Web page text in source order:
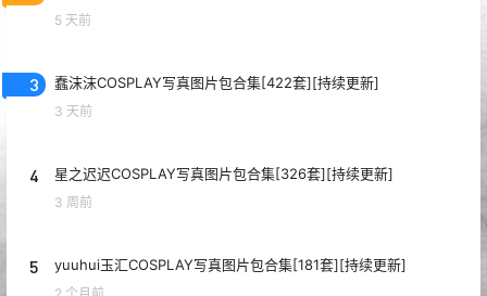
5 天前
3 蠢沫沫COSPLAY写真图片包合集[422套][持续更新]
3 天前
4 星之迟迟COSPLAY写真图片包合集[326套][持续更新]
3 周前
5 yuuhui玉汇COSPLAY写真图片包合集[181套][持续更新]